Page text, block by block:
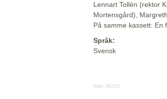
Lennart Tollén (rektor
Mortensgård),
På samme kassett: En
Språk:
Svensk
Kilde: MODS